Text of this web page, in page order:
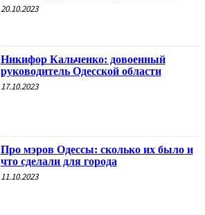
20.10.2023
Никифор Кальченко: довоенный
руководитель Одесской области
17.10.2023
Про мэров Одессы: сколько их было и
что сделали для города
11.10.2023